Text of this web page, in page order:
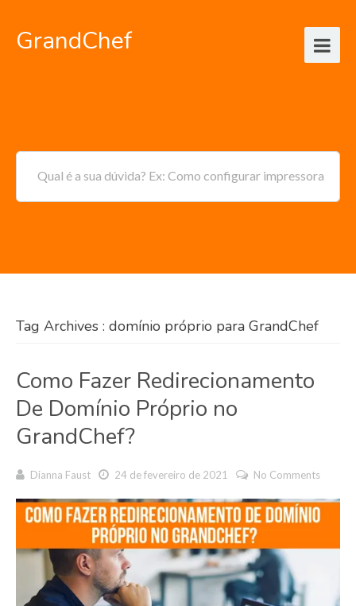
GrandChef
Qual é a sua dúvida? Ex: Como configurar impressora
Tag Archives : domínio próprio para GrandChef
Como Fazer Redirecionamento
De Domínio Próprio no
GrandChef?
Dianna Faust 24 de fevereiro de 2021 No Comments